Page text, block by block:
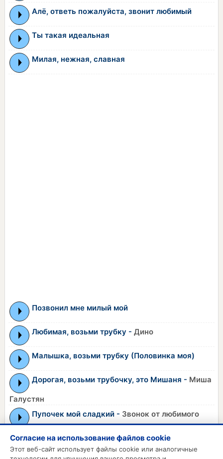
Алё, ответь пожалуйста, звонит любимый
Ты такая идеальная
Милая, нежная, славная
Позвонил мне милый мой
Любимая, возьми трубку -Дино
Малышка, возьми трубку (Половинка моя)
Дорогая, возьми трубочку, это Мишаня - Миша
Галустян
Пупочек мой сладкий - Звонок от любимого
← 1 2 3 4 5 6 →
Согласие на использование файлов cookie
Этот веб-сайт использует файлы cookie или аналогичные